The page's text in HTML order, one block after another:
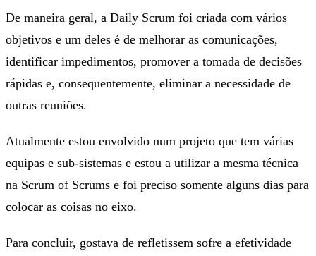
De maneira geral, a Daily Scrum foi criada com vários
objetivos e um deles é de melhorar as comunicações,
identificar impedimentos, promover a tomada de decisões
rápidas e, consequentemente, eliminar a necessidade de
outras reuniões.
Atualmente estou envolvido num projeto que tem várias
equipas e sub-sistemas e estou a utilizar a mesma técnica
na Scrum of Scrums e foi preciso somente alguns dias para
colocar as coisas no eixo.
Para concluir, gostava de refletissem sofre a efetividade